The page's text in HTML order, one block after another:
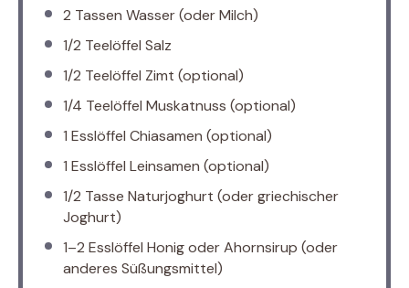
2 Tassen Wasser (oder Milch)
1/2 Teelöffel Salz
1/2 Teelöffel Zimt (optional)
1/4 Teelöffel Muskatnuss (optional)
1 Esslöffel Chiasamen (optional)
1 Esslöffel Leinsamen (optional)
1/2 Tasse Naturjoghurt (oder griechischer
Joghurt)
1–2 Esslöffel Honig oder Ahornsirup (oder
anderes Süßungsmittel)